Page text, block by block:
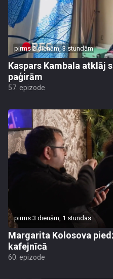
pirms 2 dienām, 3 stundām
Kaspars Kambala atklāj
paģirām
57. epizode
pirms 3 dienām, 1 stundas
Margarita Kolosova
kafejnīcā
60. epizode